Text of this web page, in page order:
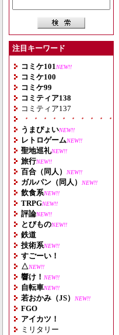
注目キーワード
コミケ101 NEW!!
コミケ100
コミケ99
コミティア138
コミティア137
・・・・・・・・・・
うまぴょいNEW!!
レトロゲームNEW!!
聖地巡礼NEW!!
旅行NEW!!
百合（同人） NEW!!
ガルパン（同人） NEW!!
飲食系NEW!!
TRPGNEW!!
評論NEW!!
とびものNEW!!
鉄道
技術系NEW!!
すごーい！
△NEW!!
響け！ NEW!!
自転車NEW!!
若おかみ（JS） NEW!!
FGO
アイカツ！
ミリタリー